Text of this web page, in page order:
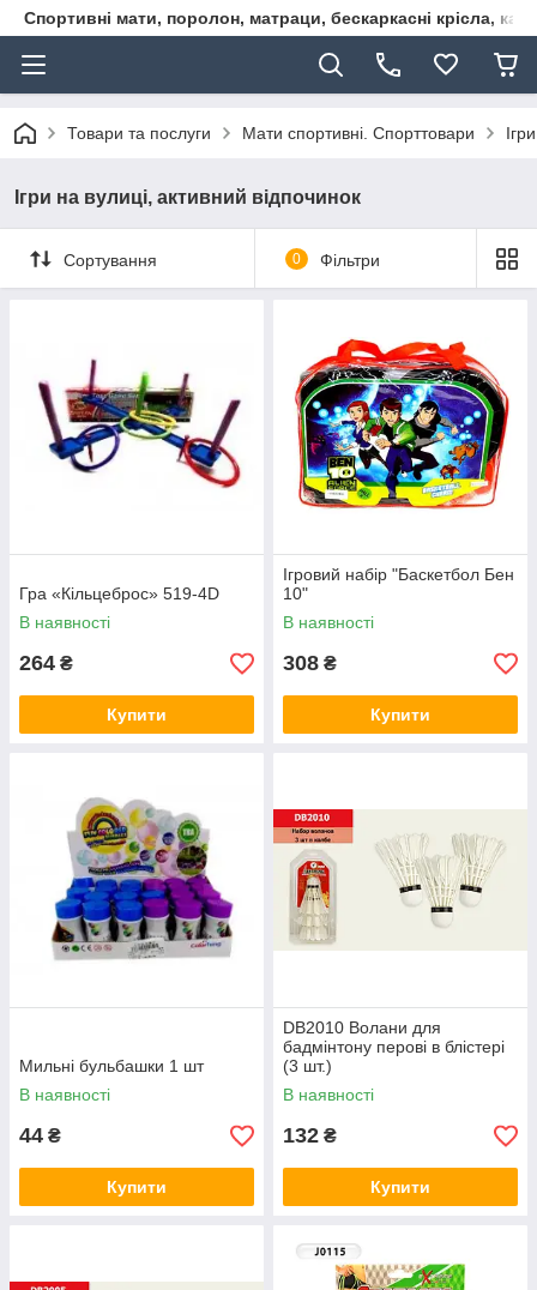
Спортивні мати, поролон, матраци, бескаркасні крісла,
Товари та послуги Мати спортивні. Спорттовари
Ігри на вулиці, активний відпочинок
Сортування 0 Фільтри
Гра «Кільцеброс» 519-4D
В наявності
264 ₴
Купити
Ігровий набір "Баскетбол Бен
10"
В наявності
308 ₴
Купити
Мильні бульбашки 1 шт
В наявності
44 ₴
Купити
DB2010 Волани для
бадмінтону перові в блістері
(3 шт.)
В наявності
132 ₴
Купити